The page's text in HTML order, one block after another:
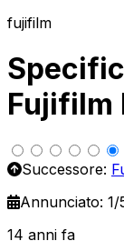
fujifilm
Fujifilm
Successore:
Annunciato: 1/
14 anni fa